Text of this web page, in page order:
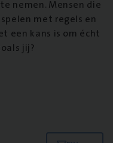
nemen. Mensen die
met regels en
een kans is om écht
jij?